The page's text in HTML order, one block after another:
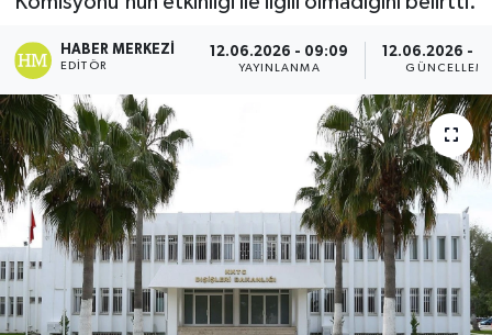
HABER MERKEZI
EDITÖR
12.06.2026 - 09:09
YAYINLANMA
12.06.2026 -
ENGLISH
ESENTEPE
GAZİMAĞUSA
GİRNE